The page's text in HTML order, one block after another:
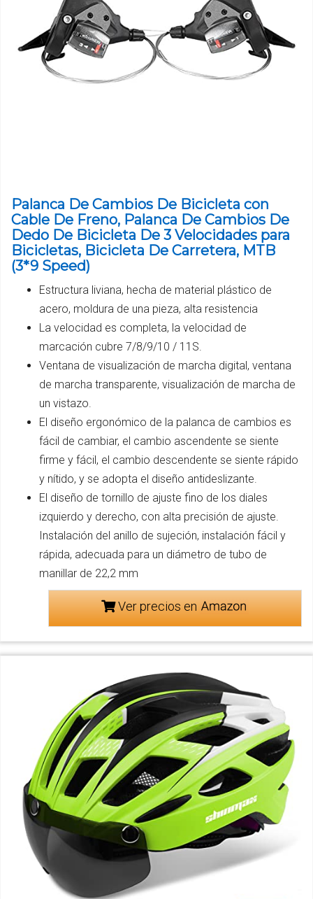
Palanca De Cambios De Bicicleta con
Cable De Freno, Palanca De Cambios De
Dedo De Bicicleta De 3 Velocidades para
Bicicletas, Bicicleta De Carretera, MTB
(3*9 Speed)
Estructura liviana, hecha de material plástico de
acero, moldura de una pieza, alta resistencia
La velocidad es completa, la velocidad de
marcación cubre 7/8/9/10 / 11S.
Ventana de visualización de marcha digital, ventana
de marcha transparente, visualización de marcha de
un vistazo.
El diseño ergonómico de la palanca de cambios es
fácil de cambiar, el cambio ascendente se siente
firme y fácil, el cambio descendente se siente rápido
y nítido, y se adopta el diseño antideslizante.
El diseño de tornillo de ajuste fino de los diales
izquierdo y derecho, con alta precisión de ajuste.
Instalación del anillo de sujeción, instalación fácil y
rápida, adecuada para un diámetro de tubo de
manillar de 22,2 mm
Ver precios en